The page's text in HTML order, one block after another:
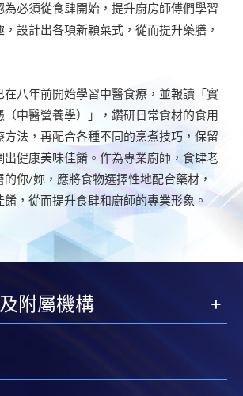
為必須從食肆開始，提升廚房師傅們學習
設計出各項新穎菜式，從而提升藥膳，
在八年前開始學習中醫食療，並報讀「實
（中醫營養學）」，鑽研日常食材的食用
方法，再配合各種不同的烹煮技巧，保留
出健康美味佳餚。作為專業廚師，食肆老
的你/妳，應將食物選擇性地配合藥材，
，從而提升食肆和廚師的專業形象。
附屬機構